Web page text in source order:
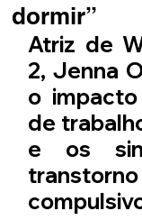
dormir”
Atriz de
2, Jenna
o
de
e os